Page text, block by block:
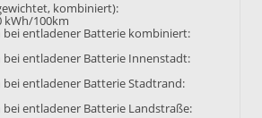
kombiniert):
kWh/100km
entladener Batterie kombiniert:
entladener Batterie Innenstadt:
entladener Batterie Stadtrand:
entladener Batterie Landstraße: